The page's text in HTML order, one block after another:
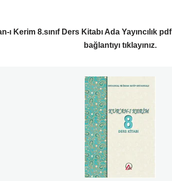
ı Kerim 8.sınıf Ders Kitabı Ada Yayıncılık
bağlantıyı tıklayınız.